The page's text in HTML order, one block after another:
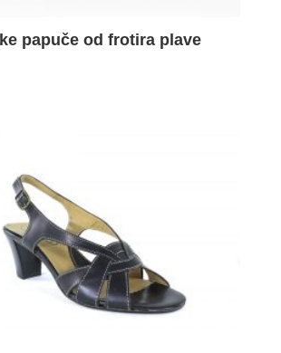
papuče od frotira plave